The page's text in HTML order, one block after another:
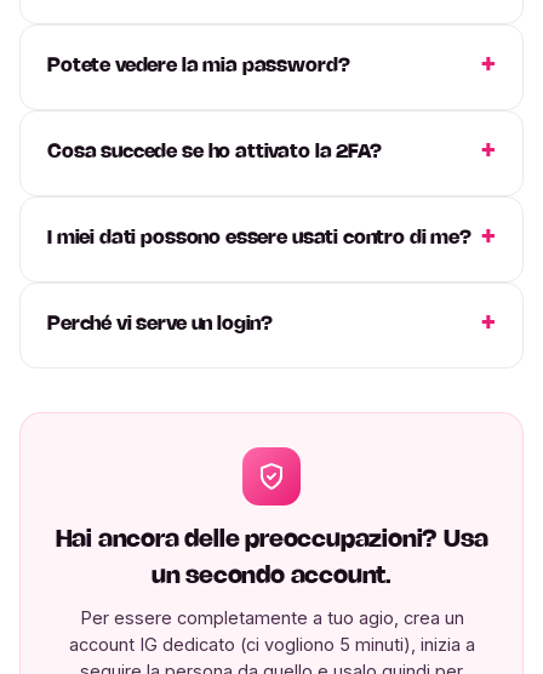
Potete vedere la mia password?
Cosa succede se ho attivato la 2FA?
I miei dati possono essere usati contro di me?
Perché vi serve un login?
Hai ancora delle preoccupazioni? Usa
un secondo account.
Per essere completamente a tuo agio, crea un
account IG dedicato (ci vogliono 5 minuti), inizia a